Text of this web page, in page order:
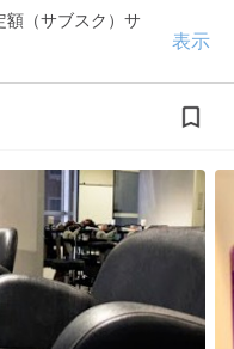
額（サブスク）サ
表示